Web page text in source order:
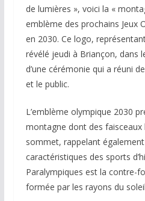
de lumières », voici la «
emblème des prochains Jeux
en 2030. Ce logo,
révélé jeudi à Briançon, dans
d’une cérémonie qui a réuni
et le public.
L’emblème olympique 2030
montagne dont des faisceaux
sommet, rappelant
caractéristiques des sports
Paralympiques est la contre-
formée par les rayons du